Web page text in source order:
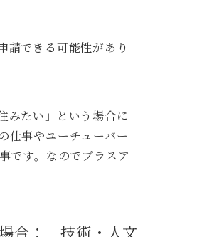
請できる可能性があり
みたい」という場合に
仕事やユーチューバー
です。なのでプラスア
合：「技術・人文